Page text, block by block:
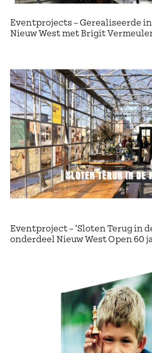
Eventprojects – Gerealiseerde
Nieuw West met Brigit
Eventproject – ‘Sloten Terug in
onderdeel Nieuw West Open 60